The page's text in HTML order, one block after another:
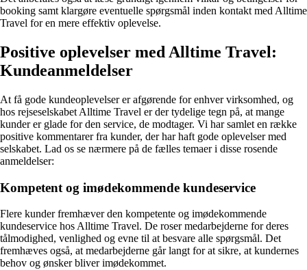
booking samt klargøre eventuelle spørgsmål inden kontakt med Alltime
Travel for en mere effektiv oplevelse.
Positive oplevelser med Alltime Travel:
Kundeanmeldelser
At få gode kundeoplevelser er afgørende for enhver virksomhed, og
hos rejseselskabet Alltime Travel er der tydelige tegn på, at mange
kunder er glade for den service, de modtager. Vi har samlet en række
positive kommentarer fra kunder, der har haft gode oplevelser med
selskabet. Lad os se nærmere på de fælles temaer i disse rosende
anmeldelser:
Kompetent og imødekommende kundeservice
Flere kunder fremhæver den kompetente og imødekommende
kundeservice hos Alltime Travel. De roser medarbejderne for deres
tålmodighed, venlighed og evne til at besvare alle spørgsmål. Det
fremhæves også, at medarbejderne går langt for at sikre, at kundernes
behov og ønsker bliver imødekommet.